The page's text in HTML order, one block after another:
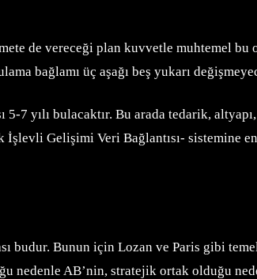
de vereceği plan kuvvetle muhtemel bu
bağlamı üç aşağı beş yukarı
7 yılı bulacaktır. Bu arada tedarik,
Gelişimi Veri Bağlantısı- sistemine
Bunun için Lozan ve Paris gibi
nedenle AB’nin, stratejik ortak olduğu